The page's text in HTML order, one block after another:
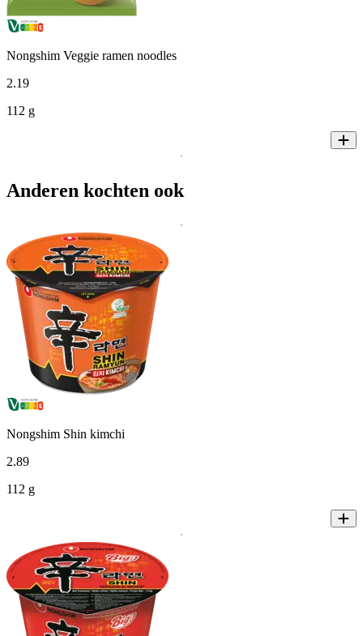
Nongshim Veggie ramen noodles
2.19
112 g
Anderen kochten ook
Nongshim Shin kimchi
2.89
112 g